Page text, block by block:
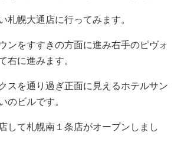
札幌大通店に行ってみます。
ンをすすきの方面に進み右手のピヴォ
右に進みます。
スを通り過ぎ正面に見えるホテルサン
のビルです。
して札幌南１条店がオープンしまし